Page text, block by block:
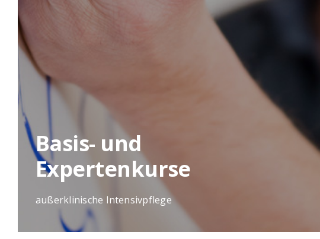
Basis- und
Expertenkurse
außerklinische Intensivpflege